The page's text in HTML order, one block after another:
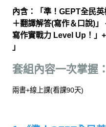
內含：「準！GEPT全民
＋翻譯解答(寫作＆口說)
寫作實戰力 Level Up！」
」
套組內容一次掌握：
兩書+線上課(看課90天)